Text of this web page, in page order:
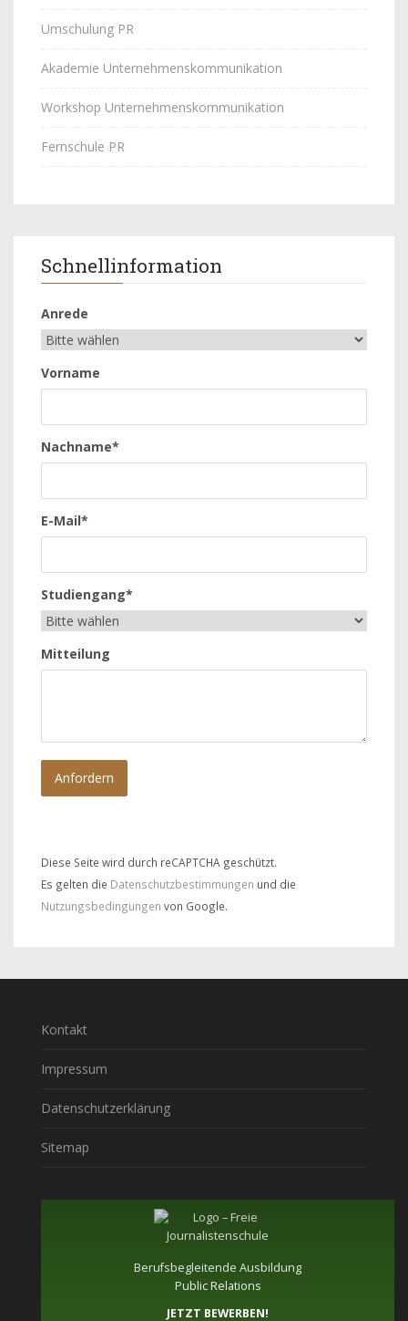
Umschulung PR
Akademie Unternehmenskommunikation
Workshop Unternehmenskommunikation
Fernschule PR
Schnellinformation
Anrede
Vorname
Nachname*
E-Mail*
Studiengang*
Mitteilung
Diese Seite wird durch reCAPTCHA geschützt.
Es gelten die Datenschutzbestimmungen und die
Nutzungsbedingungen von Google.
Kontakt
Impressum
Datenschutzerklärung
Sitemap
Berufsbegleitende Ausbildung
Public Relations
JETZT BEWERBEN!